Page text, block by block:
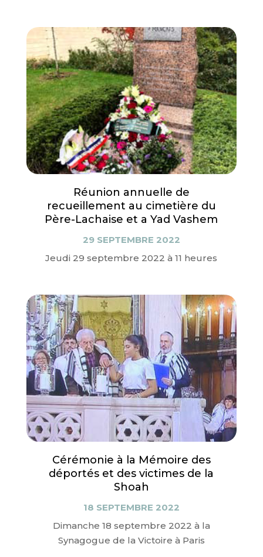
Réunion annuelle de
recueillement au cimetière du
Père-Lachaise et a Yad Vashem
29 SEPTEMBRE 2022
Jeudi 29 septembre 2022 à 11 heures
Cérémonie à la Mémoire des
déportés et des victimes de la
Shoah
18 SEPTEMBRE 2022
Dimanche 18 septembre 2022 à la
Synagogue de la Victoire à Paris